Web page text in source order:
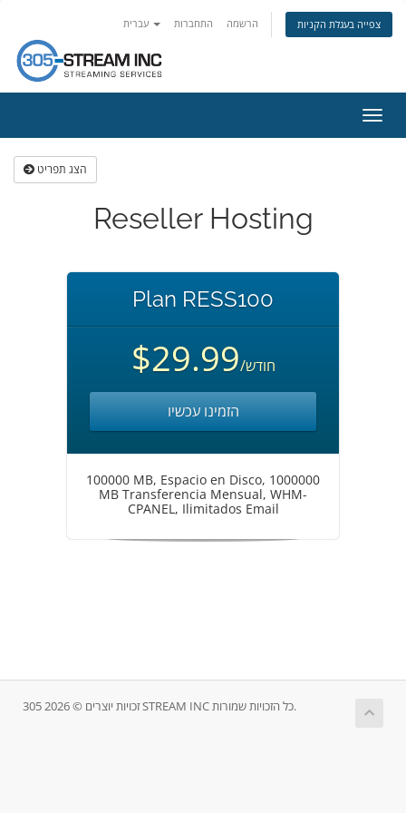
התחברות הרשמה צפייה בעגלת הקניות
ניווט
הצג תפריט
Reseller Hosting
Plan RESS100
$29.99 /חודש
הזמינו עכשיו
100000 MB, Espacio en Disco, 1000000
MB Transferencia Mensual, WHM-
CPANEL, Ilimitados Email
זכויות יוצרים © 2026 305 STREAM INC כל הזכויות שמורות.